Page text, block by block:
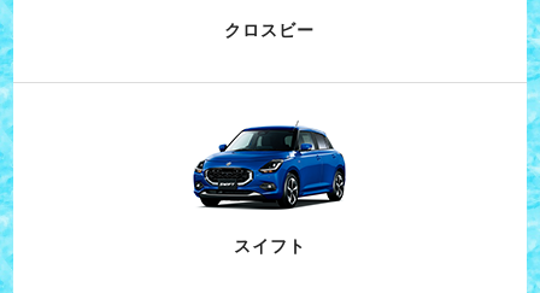
クロスビー
スイフト